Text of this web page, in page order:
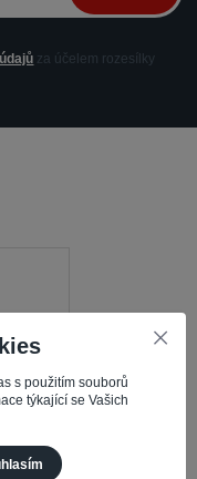
za účelem rozesílky
s použitím souborů
týkající se Vašich